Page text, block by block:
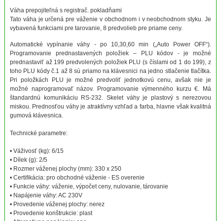
Váha prepojiteľná s registrač. pokladňami
Tato váha je určená pre váženie v obchodnom i v neobchodnom styku. Je
vybavená funkciami pre tarovanie, 8 predvolieb pre priame ceny.
Automatické vypínanie váhy - po 10,30,60 min („Auto Power OFF“).
Programovanie prednastavených položiek – PLU kódov - je možné
prednastaviť až 199 predvolených položiek PLU (s číslami od 1 do 199), z
toho PLU kódy č.1 až 8 sú priamo na klávesnici na jedno stlačenie tlačítka.
Pri položkách PLU je možné predvoliť jednotkovú cenu, avšak nie je
možné naprogramovať názov. Programovanie výmenného kurzu €. Má
štandardnú komunikáciu RS-232. Skelet váhy je plastový s nerezovou
miskou. Prednosťou váhy je atraktívny vzhľad a farba, hlavne však kvalitná
gumová klávesnica.
Technické parametre:
• Váživosť (kg): 6/15
• Dílek (g): 2/5
• Rozmer váženej plochy (mm): 330 x 250
• Certifikácia: pro obchodné váženie - ES overenie
• Funkcie váhy: váženie, výpočet ceny, nulovanie, tárovanie
• Napájenie váhy: AC 230V
• Provedenie váženej plochy: nerez
• Provedenie konštrukcie: plast